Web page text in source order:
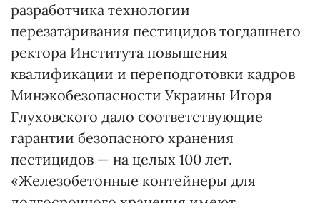
разработчика технологии
перезатаривания пестицидов тогдашнего
ректора Института повышения
квалификации и переподготовки кадров
Минэкобезопасности Украины Игоря
Глуховского дало соответствующие
гарантии безопасного хранения
пестицидов — на целых 100 лет.
«Железобетонные контейнеры для